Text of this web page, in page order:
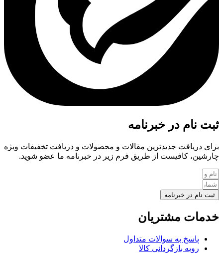
ثبت نام در خبرنامه
برای دریافت جدیدترین مقالات و محصولات و دریافت تخفیفات ویژه
چارشین، کافیست از طریق فرم زیر در خبرنامه ما عضو شوید.
ثبت نام در خبرنامه
خدمات مشتریان
پاسخ به سوالات متداول
رویه بازگردانی کالا